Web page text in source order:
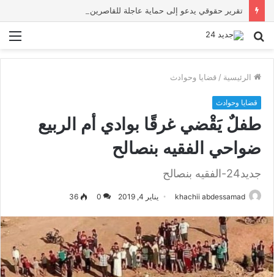
بحث
الرئيسية / قضايا وحوادث
قضايا وحوادث
طفلٌ يَقْضي غرقًا بوادي أم الربيع
ضواحي الفقيه بنصالح
جديد24-الفقيه بنصالح
khachii abdessamad يناير 4, 2019 0
36